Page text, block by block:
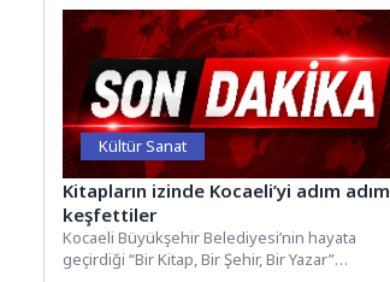
Kültür Sanat
Kitapların izinde Kocaeli’yi adım adım
keşfettiler
Kocaeli Büyükşehir Belediyesi’nin hayata
geçirdiği “Bir Kitap, Bir Şehir, Bir Yazar”